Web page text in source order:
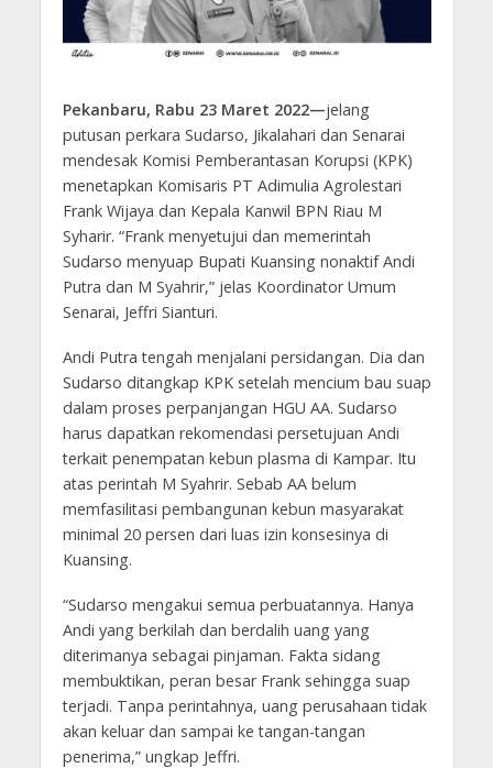
Pekanbaru, Rabu 23 Maret 2022—jelang
putusan perkara Sudarso, Jikalahari dan Senarai
mendesak Komisi Pemberantasan Korupsi (KPK)
menetapkan Komisaris PT Adimulia Agrolestari
Frank Wijaya dan Kepala Kanwil BPN Riau M
Syharir. “Frank menyetujui dan memerintah
Sudarso menyuap Bupati Kuansing nonaktif Andi
Putra dan M Syahrir,” jelas Koordinator Umum
Senarai, Jeffri Sianturi.
Andi Putra tengah menjalani persidangan. Dia dan
Sudarso ditangkap KPK setelah mencium bau suap
dalam proses perpanjangan HGU AA. Sudarso
harus dapatkan rekomendasi persetujuan Andi
terkait penempatan kebun plasma di Kampar. Itu
atas perintah M Syahrir. Sebab AA belum
memfasilitasi pembangunan kebun masyarakat
minimal 20 persen dari luas izin konsesinya di
Kuansing.
“Sudarso mengakui semua perbuatannya. Hanya
Andi yang berkilah dan berdalih uang yang
diterimanya sebagai pinjaman. Fakta sidang
membuktikan, peran besar Frank sehingga suap
terjadi. Tanpa perintahnya, uang perusahaan tidak
akan keluar dan sampai ke tangan-tangan
penerima,” ungkap Jeffri.